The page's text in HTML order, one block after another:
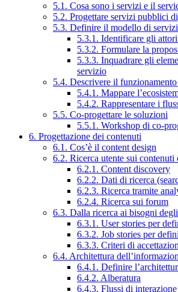
5.1. Cosa sono i servizi e il
5.2. Progettare servizi pubblici
5.3. Definire il modello di
5.3.1. Identificare gli
5.3.2. Formulare la
5.3.3. Inquadrare gli
servizio
5.4. Descrivere il
5.4.1. Mappare
5.4.2. Rappresentare i
5.5. Co-progettare le soluzioni
5.5.1. Workshop di co-
6. Progettazione dei contenuti
6.1. Cos’è il content design
6.2. Ricerca utente sui
6.2.1. Content discovery
6.2.2. Dati di ricerca
6.2.3. Ricerca tramite
6.2.4. Ricerca sui forum
6.3. Dalla ricerca ai bisogni
6.3.1. User stories per
6.3.2. Job stories per
6.3.3. Criteri di
6.4. Architettura
6.4.1. Definire
6.4.2. Alberatura
6.4.3. Flussi di interazione